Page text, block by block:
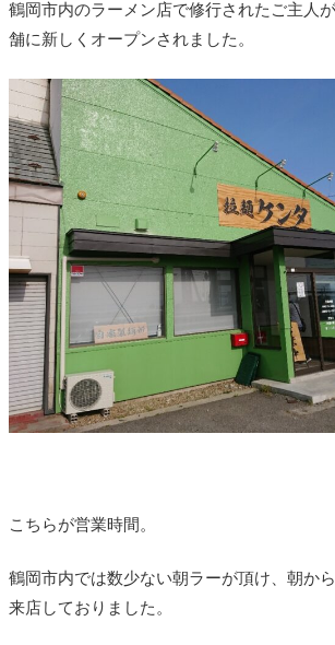
鶴岡市内のラーメン店で修行されたご主人
舗に新しくオープンされました。
こちらが営業時間。
鶴岡市内では数少ない朝ラーが頂け、朝か
来店しておりました。